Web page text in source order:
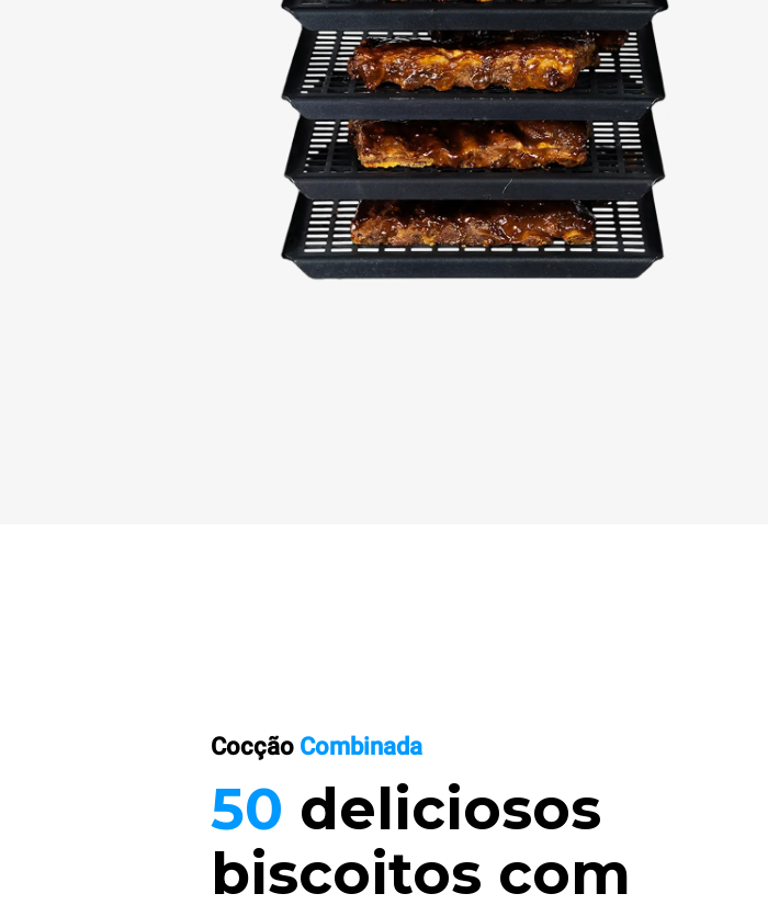
Cocção Combinada
50 deliciosos
biscoitos com